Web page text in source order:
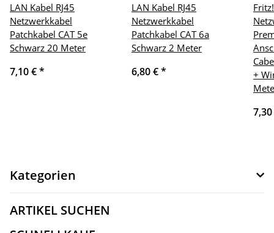
LAN Kabel RJ45
Netzwerkkabel
Patchkabel CAT 5e
Schwarz 20 Meter
7,10 €*
LAN Kabel RJ45
Netzwerkkabel
Patchkabel CAT 6a
Schwarz 2 Meter
6,80 €*
+
Kategorien
ARTIKEL SUCHEN